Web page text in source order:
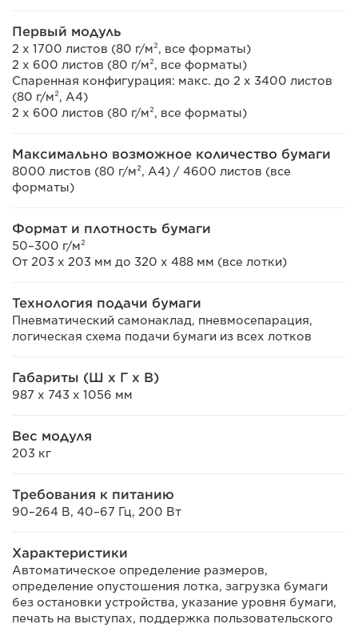
Первый модуль
2 x 1700 листов (80 г/м², все форматы)
2 x 600 листов (80 г/м², все форматы)
Спаренная конфигурация: макс. до 2 x 3400 листов
(80 г/м², A4)
2 x 600 листов (80 г/м², все форматы)
Максимально возможное количество бумаги
8000 листов (80 г/м², A4) / 4600 листов (все
форматы)
Формат и плотность бумаги
50–300 г/м²
От 203 x 203 мм до 320 x 488 мм (все лотки)
Технология подачи бумаги
Пневматический самонаклад, пневмосепарация,
логическая схема подачи бумаги из всех лотков
Габариты (Ш x Г x В)
987 x 743 x 1056 мм
Вес модуля
203 кг
Требования к питанию
90–264 В, 40–67 Гц, 200 Вт
Характеристики
Автоматическое определение размеров,
определение опустошения лотка, загрузка бумаги
без остановки устройства, указание уровня бумаги,
печать на выступах, поддержка пользовательского